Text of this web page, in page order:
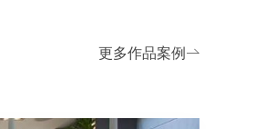
更多作品案例 